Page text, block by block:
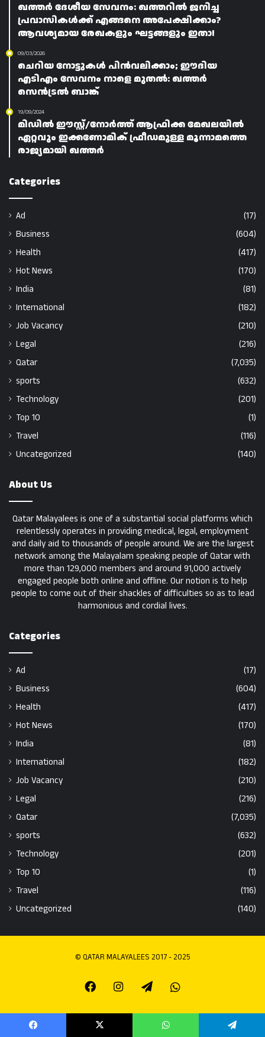
ഖത്തർ ദേശീയ സേവനം: ഖത്തറിൽ ജനിച്ച
പ്രവാസികൾക്ക് എങ്ങനെ അപേക്ഷിക്കാം?
ആവശ്യമായ രേഖകളും ഘട്ടങ്ങളും ഇതാ!
09/03/2026
ചെറിയ നോട്ടുകൾ പിൻവലിക്കാം; ഈദിയ
എടിഎം സേവനം നാളെ മുതൽ: ഖത്തർ
സെൻട്രൽ ബാങ്ക്
19/09/2024
മിഡിൽ ഈസ്റ്റ്/നോർത്ത് ആഫ്രിക്ക മേഖലയിൽ
ഏറ്റവും ഇക്കണോമിക് ഫ്രീഡമുള്ള മൂന്നാമത്തെ
രാജ്യമായി ഖത്തർ
Categories
Ad
(17)
Business
(604)
Health
(417)
Hot News
(170)
India
(81)
International
(182)
Job Vacancy
(210)
Legal
(216)
Qatar
(7,035)
sports
(632)
Technology
(201)
Top 10
(1)
Travel
(116)
Uncategorized
(140)
About Us
Qatar Malayalees is one of a substantial social platforms which
relentlessly operates in providing medical, legal, employment
and daily aid to thousands of people around. We are the largest
network among the Malayalam speaking people of Qatar with
more than 129,000 members and around 91,000 actively
engaged people both online and offline. Our notion is to help
people to come out of their shackles of difficulties so as to lead
harmonious and cordial lives.
Categories
Ad
(17)
Business
(604)
Health
(417)
Hot News
(170)
India
(81)
International
(182)
Job Vacancy
(210)
Legal
(216)
Qatar
(7,035)
sports
(632)
Technology
(201)
Top 10
(1)
Travel
(116)
Uncategorized
(140)
© QATAR MALAYALEES 2017 - 2025
FacebookInstagramTelegramWhatsapp